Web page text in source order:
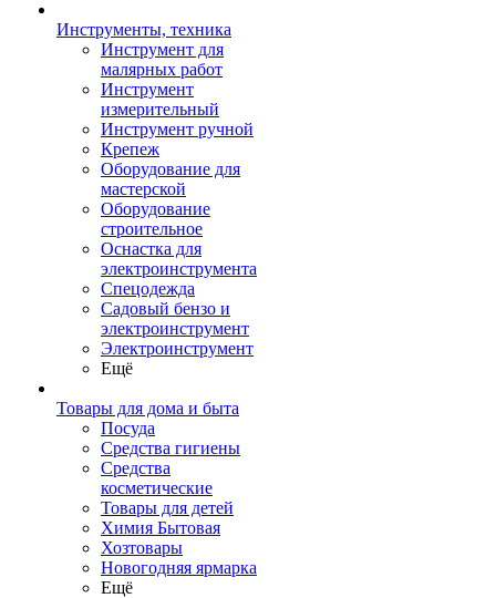
Инструменты, техника
Инструмент для
малярных работ
Инструмент
измерительный
Инструмент ручной
Крепеж
Оборудование для
мастерской
Оборудование
строительное
Оснастка для
электроинструмента
Спецодежда
Садовый бензо и
электроинструмент
Электроинструмент
Ещё
Товары для дома и быта
Посуда
Средства гигиены
Средства
косметические
Товары для детей
Химия Бытовая
Хозтовары
Новогодняя ярмарка
Ещё